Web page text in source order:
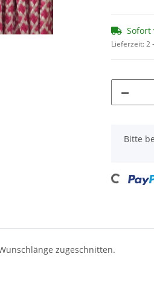
Sofort
Lieferzeit:2
x
Bitte
Loading...
zugeschnitten.